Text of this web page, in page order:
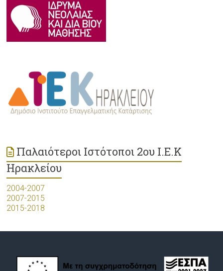
Παλαιότεροι Ιστότοποι 2ου Ι.Ε.Κ
Ηρακλείου
2004-2007
2007-2015
2015-2018